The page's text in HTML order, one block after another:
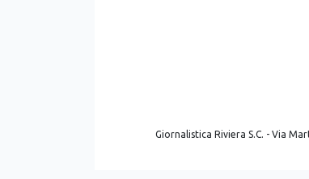
Giornalistica Riviera S.C. - Via